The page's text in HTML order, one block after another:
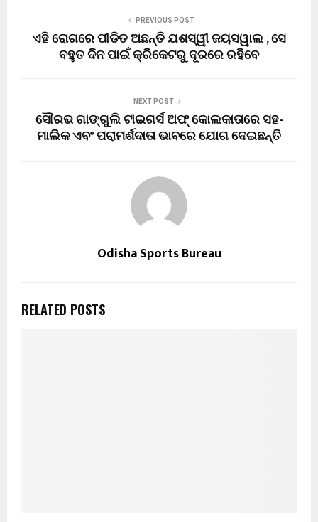
PREVIOUS POST
ଏହି ରୋଗରେ ପୀଡିତ ଅଛନ୍ତି ଯଶସ୍ୱୀ ଜୟସୱାଲ , ସେ
ବହୁତ ଦିନ ପାଇଁ କ୍ରିକେଟରୁ ଦୂରରେ ରହିବେ
NEXT POST
ସୌରଭ ଗାଙ୍ଗୁଲି ଟାଇଗର୍ସ ଅଫ୍ କୋଲକାତାରେ ସହ-
ମାଲିକ ଏବଂ ପରାମର୍ଶଦାତା ଭାବରେ ଯୋଗ ଦେଇଛନ୍ତି
Odisha Sports Bureau
RELATED POSTS